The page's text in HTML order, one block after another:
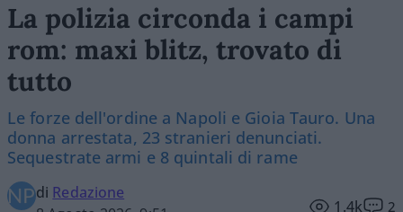
La polizia circonda i campi
rom: maxi blitz, trovato di
tutto
Le forze dell'ordine a Napoli e Gioia Tauro. Una
donna arrestata, 23 stranieri denunciati.
Sequestrate armi e 8 quintali di rame
di Redazione
1.4k 2